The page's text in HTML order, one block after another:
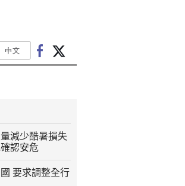
減少酷暑損失
認安危
要求調整全行